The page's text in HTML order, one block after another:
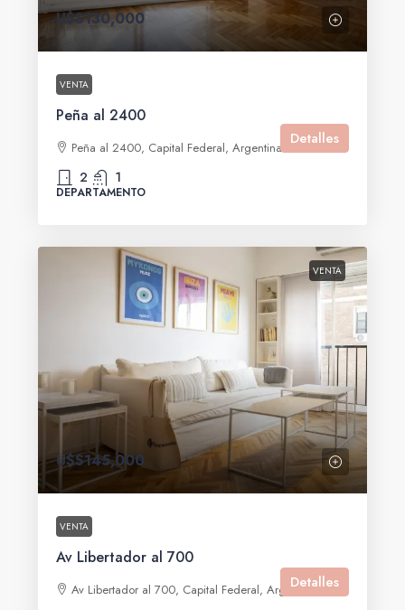
U$S130,000
VENTA
Peña al 2400
Peña al 2400, Capital Federal, Argentina
2 1
DEPARTAMENTO
Detalles
VENTA
U$S145,000
VENTA
Av Libertador al 700
Av Libertador al 700, Capital Federal, ArgentinaDetalles